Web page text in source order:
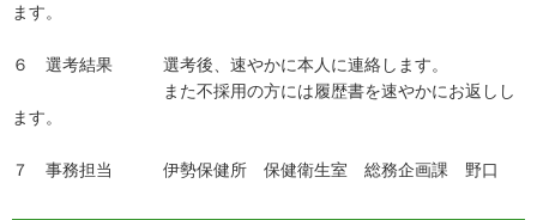
ます。
６ 選考結果 選考後、速やかに本人に連絡します。
また不採用の方には履歴書を速やかにお返しし
ます。
７ 事務担当 伊勢保健所 保健衛生室 総務企画課 野口